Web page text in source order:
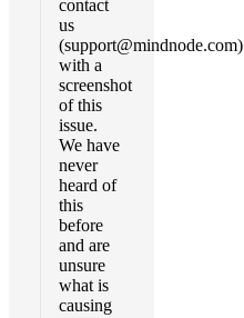
contact
us
(support@mindnode.com)
with a
screenshot
of this
issue.
We have
never
heard of
this
before
and are
unsure
what is
causing